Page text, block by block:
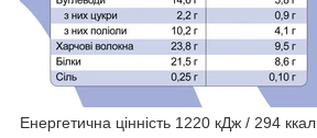
Енергетична цінність 1220 кДж / 294 ккал